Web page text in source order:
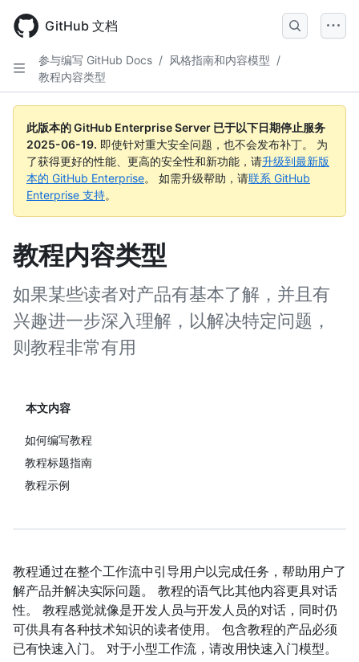
main
content
GitHub 文档
参与编写 GitHub Docs / 风格指南和内容模型 /
教程内容类型
此版本的 GitHub Enterprise Server 已于以下日期停止服务
2025-06-19. 即使针对重大安全问题，也不会发布补丁。 为
了获得更好的性能、更高的安全性和新功能，请升级到最新版
本的 GitHub Enterprise。 如需升级帮助，请联系 GitHub
Enterprise 支持。
教程内容类型
如果某些读者对产品有基本了解，并且有
兴趣进一步深入理解，以解决特定问题，
则教程非常有用
本文内容
如何编写教程
教程标题指南
教程示例
教程通过在整个工作流中引导用户以完成任务，帮助用户了
解产品并解决实际问题。 教程的语气比其他内容更具对话
性。 教程感觉就像是开发人员与开发人员的对话，同时仍
可供具有各种技术知识的读者使用。 包含教程的产品必须
已有快速入门。 对于小型工作流，请改用快速入门模型。